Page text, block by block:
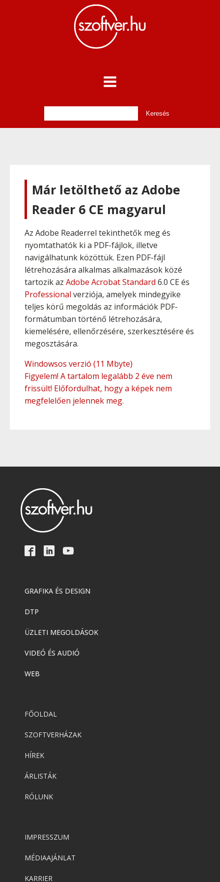
Már letölthető az Adobe
Reader 6 CE magyarul
Az Adobe Readerrel tekinthetők meg és
nyomtathatók ki a PDF-fájlok, illetve
navigálhatunk közöttük. Ezen PDF-fájl
létrehozására alkalmas alkalmazások közé
tartozik az Adobe Acrobat Standard 6.0 CE és
Professional verziója, amelyek mindegyike
teljes körű megoldás az információk PDF-
formátumban történő létrehozására,
kiemelésére, ellenőrzésére, szerkesztésére és
megosztására.
Windowsos verzió (11 Mbyte)
Figyelem! A tartalom legalább 2 éve nem
frissült! Előfordulhat, hogy a képek nem
megfelelően jelennek meg.
GRAFIKA ÉS DESIGN
DTP
ÜZLETI MEGOLDÁSOK
VIDEÓ ÉS AUDIÓ
WEB
FŐOLDAL
SZOFTVERHÁZAK
HÍREK
ÁRLISTÁK
RÓLUNK
IMPRESSZUM
MÉDIAAJÁNLAT
KARRIER